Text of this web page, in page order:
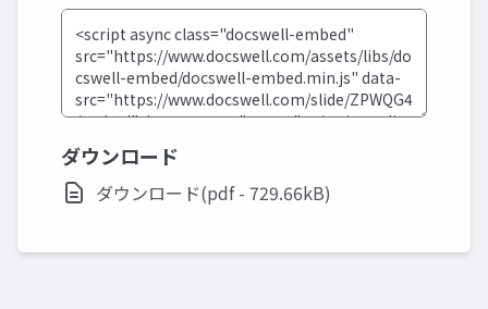
ダウンロード
ダウンロード(pdf - 729.66kB)